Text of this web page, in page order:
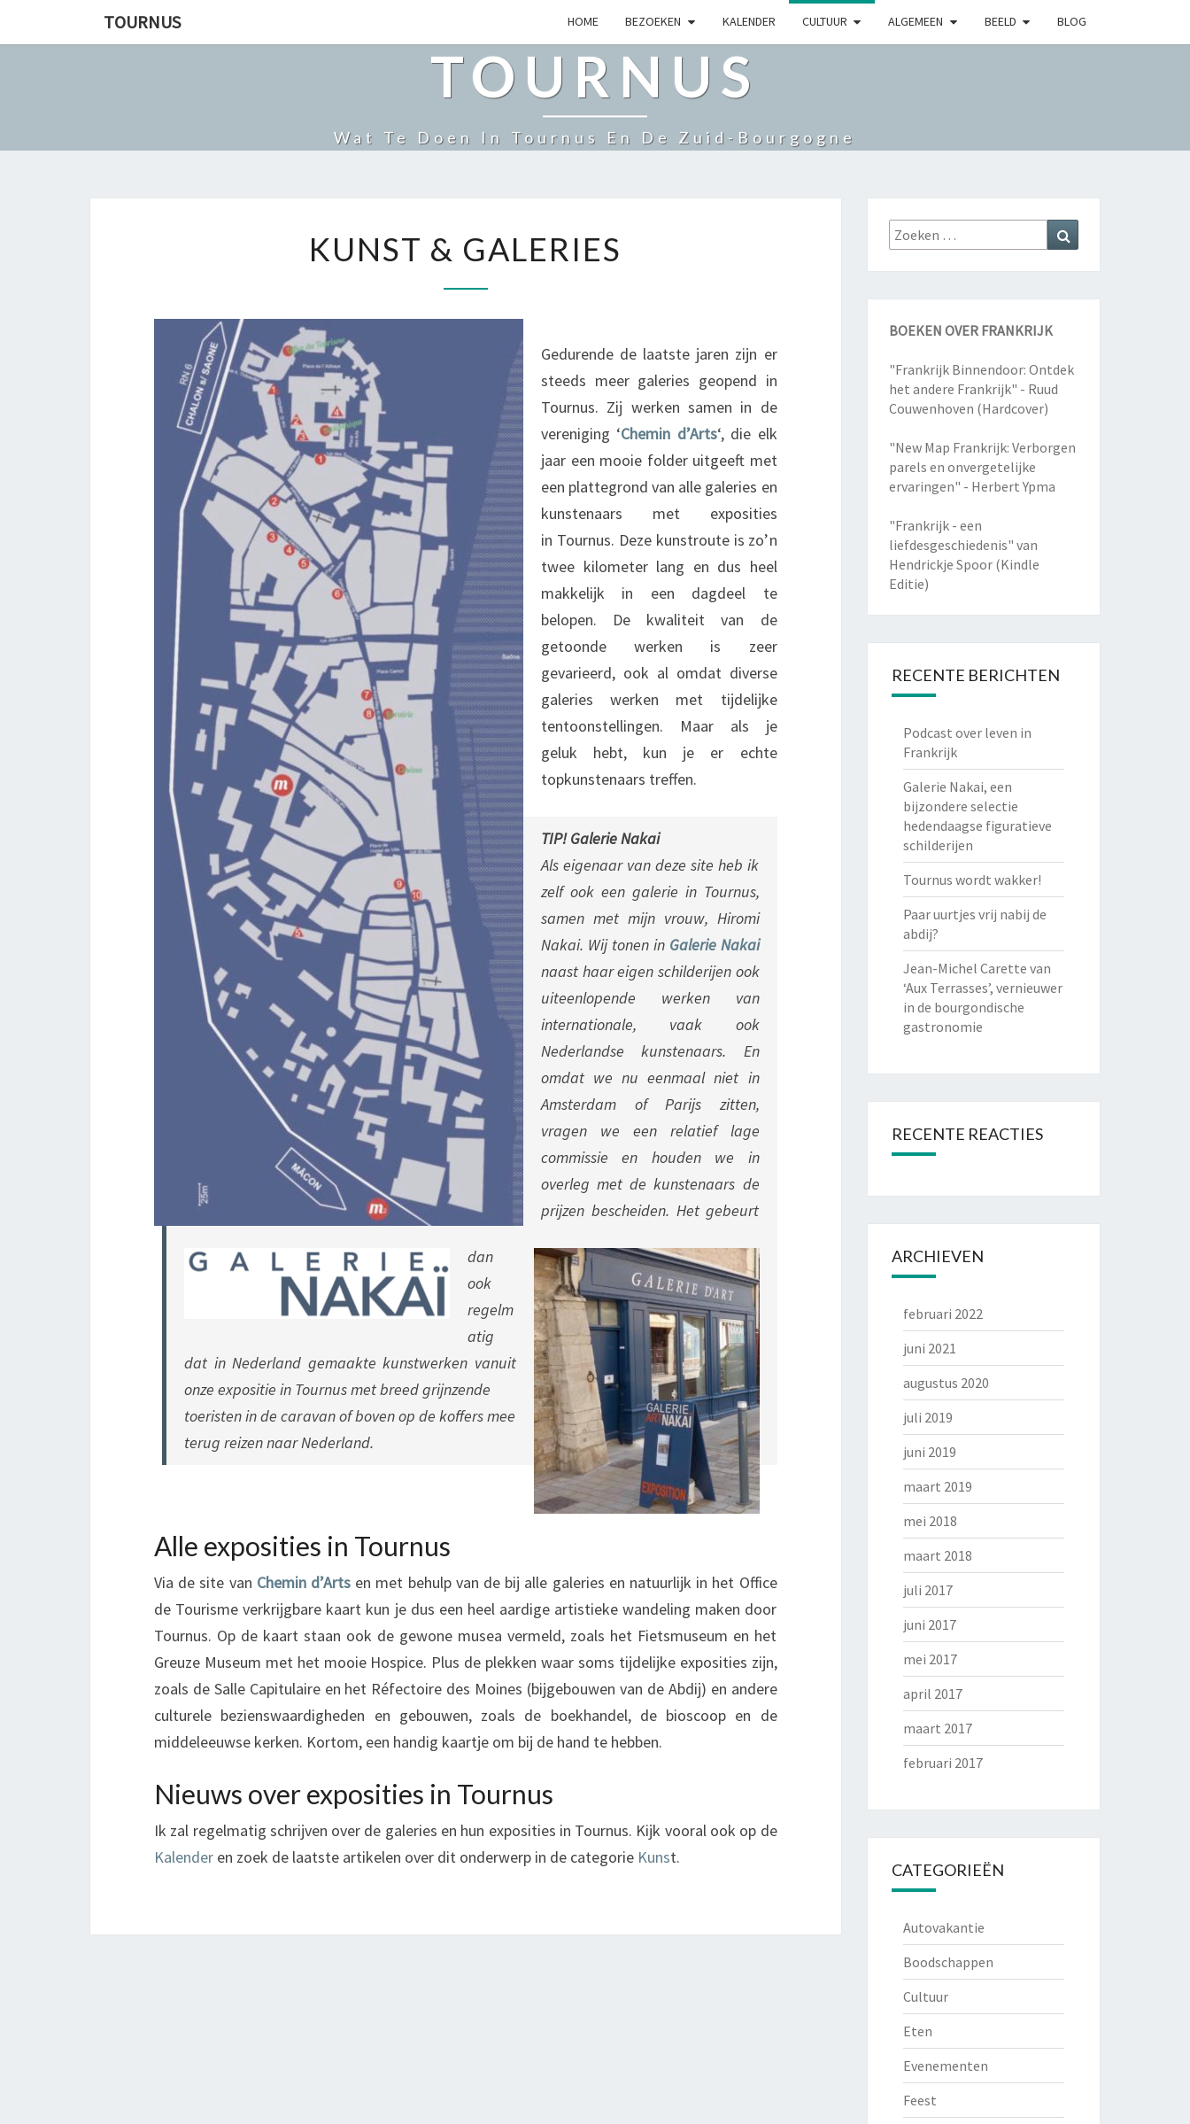
TOURNUS HOME BEZOEKEN KALENDER CULTUUR ALGEMEEN BEELD BLOG
TOURNUS
Wat Te Doen In Tournus En De Zuid-Bourgogne
U
S
T
KUNST & GALERIES
Gedurende de laatste jaren zijn er
steeds meer galeries geopend in
Tournus. Zij werken samen in de
vereniging ‘Chemin d’Arts‘, die elk
jaar een mooie folder uitgeeft met
een plattegrond van alle galeries en
kunstenaars met exposities
in Tournus. Deze kunstroute is zo’n
twee kilometer lang en dus heel
makkelijk in een dagdeel te
belopen. De kwaliteit van de
getoonde werken is zeer
gevarieerd, ook al omdat diverse
galeries werken met tijdelijke
tentoonstellingen. Maar als je
geluk hebt, kun je er echte
topkunstenaars treffen.
TIP! Galerie Nakai
Als eigenaar van deze site heb ik
zelf ook een galerie in Tournus,
samen met mijn vrouw, Hiromi
Nakai. Wij tonen in Galerie Nakai
naast haar eigen schilderijen ook
uiteenlopende werken van
internationale, vaak ook
Nederlandse kunstenaars. En
omdat we nu eenmaal niet in
Amsterdam of Parijs zitten,
vragen we een relatief lage
commissie en houden we in
overleg met de kunstenaars de
prijzen bescheiden. Het gebeurt
dan
ook
regelm
atig
dat in Nederland gemaakte kunstwerken vanuit
onze expositie in Tournus met breed grijnzende
toeristen in de caravan of boven op de koffers mee
terug reizen naar Nederland.
Alle exposities in Tournus
Via de site van Chemin d’Arts en met behulp van de bij alle galeries en natuurlijk in het Office
de Tourisme verkrijgbare kaart kun je dus een heel aardige artistieke wandeling maken door
Tournus. Op de kaart staan ook de gewone musea vermeld, zoals het Fietsmuseum en het
Greuze Museum met het mooie Hospice. Plus de plekken waar soms tijdelijke exposities zijn,
zoals de Salle Capitulaire en het Réfectoire des Moines (bijgebouwen van de Abdij) en andere
culturele bezienswaardigheden en gebouwen, zoals de boekhandel, de bioscoop en de
middeleeuwse kerken. Kortom, een handig kaartje om bij de hand te hebben.
Nieuws over exposities in Tournus
Ik zal regelmatig schrijven over de galeries en hun exposities in Tournus. Kijk vooral ook op de
Kalender en zoek de laatste artikelen over dit onderwerp in de categorie Kunst.
Zoeken
naar:
BOEKEN OVER FRANKRIJK
"Frankrijk Binnendoor: Ontdek
het andere Frankrijk" - Ruud
Couwenhoven (Hardcover)
"New Map Frankrijk: Verborgen
parels en onvergetelijke
ervaringen" - Herbert Ypma
"Frankrijk - een
liefdesgeschiedenis" van
Hendrickje Spoor (Kindle
Editie)
RECENTE BERICHTEN
Podcast over leven in
Frankrijk
Galerie Nakai, een
bijzondere selectie
hedendaagse figuratieve
schilderijen
Tournus wordt wakker!
Paar uurtjes vrij nabij de
abdij?
Jean-Michel Carette van
‘Aux Terrasses’, vernieuwer
in de bourgondische
gastronomie
RECENTE REACTIES
ARCHIEVEN
februari 2022
juni 2021
augustus 2020
juli 2019
juni 2019
maart 2019
mei 2018
maart 2018
juli 2017
juni 2017
mei 2017
april 2017
maart 2017
februari 2017
CATEGORIEËN
Autovakantie
Boodschappen
Cultuur
Eten
Evenementen
Feest